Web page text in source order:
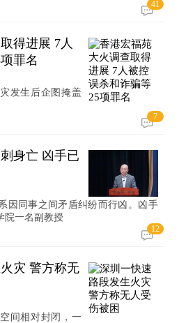
41
得进展 7人
罪名
发生后企图掩盖
7
身亡 凶手已
因同事之间矛盾纠纷而行凶。凶手
院一名副教授
12
灾 警方称无
间相对封闭，一